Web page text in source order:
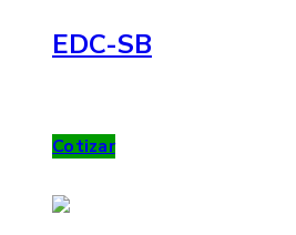
EDC-SB
Cotizar